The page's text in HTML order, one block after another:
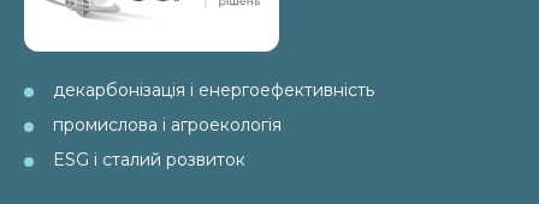
декарбонізація і енергоефективність
промислова і агроекологія
ESG і сталий розвиток